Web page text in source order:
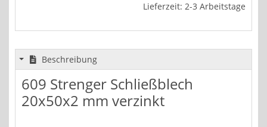
Lieferzeit: 2-3 Arbeitstage
Beschreibung
609 Strenger Schließblech
20x50x2 mm verzinkt